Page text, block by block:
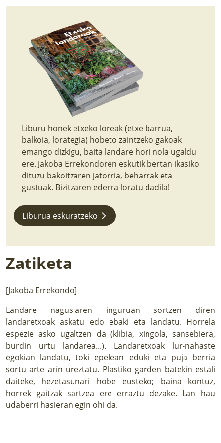
LURRAREN AGENDA
AZOKA
Liburu honek etxeko loreak (etxe barrua,
balkoia, lorategia) hobeto zaintzeko gakoak
emango dizkigu, baita landare hori nola ugaldu
ere. Jakoba Errekondoren eskutik bertan ikasiko
dituzu bakoitzaren jatorria, beharrak eta
gustuak. Bizitzaren ederra loratu dadila!
Liburua eskuratzeko
Zatiketa
[Jakoba Errekondo]
Landare nagusiaren inguruan sortzen diren
landaretxoak askatu edo ebaki eta landatu. Horrela
espezie asko ugaltzen da (klibia, xingola, sansebiera,
burdin urtu landarea...). Landaretxoak lur-nahaste
egokian landatu, toki epelean eduki eta puja berria
sortu arte arin ureztatu. Plastiko garden batekin estali
daiteke, hezetasunari hobe eusteko; baina kontuz,
horrek gaitzak sartzea ere erraztu dezake. Lan hau
udaberri hasieran egin ohi da.